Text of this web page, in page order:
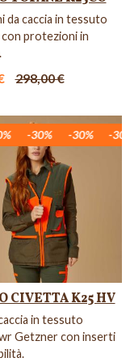
da caccia in tessuto
protezioni in
298,00 €
-30% -30% -30%
-30% -30% -30%
CIVETTA K25 HV
in tessuto
Getzner con inserti